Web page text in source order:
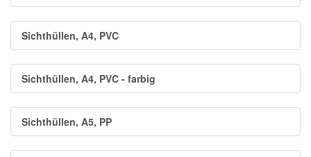
Sichthüllen, A4, PVC
Sichthüllen, A4, PVC - farbig
Sichthüllen, A5, PP